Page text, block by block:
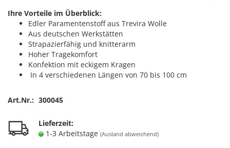
Ihre Vorteile im Überblick:
Edler Paramentenstoff aus Trevira Wolle
Aus deutschen Werkstätten
Strapazierfähig und knitterarm
Hoher Tragekomfort
Konfektion mit eckigem Kragen
In 4 verschiedenen Längen von 70 bis 100 cm
Art.Nr.: 300045
Lieferzeit:
1-3 Arbeitstage (Ausland abweichend)